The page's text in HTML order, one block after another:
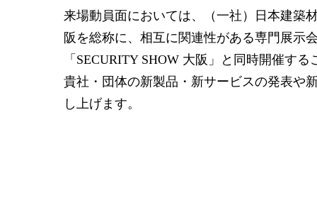
来場動員面においては、（一社）日本建築
阪を総称に、相互に関連性がある専門展示
「SECURITY SHOW 大阪」と同時開催す
貴社・団体の新製品・新サービスの発表や
し上げます。